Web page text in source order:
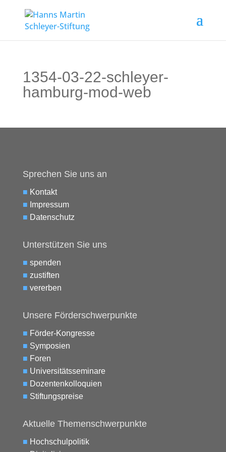
1354-03-22-schleyer-
hamburg-mod-web
Sprechen Sie uns an
■ Kontakt
■ Impressum
■ Datenschutz
Unterstützen Sie uns
■ spenden
■ zustiften
■ vererben
Unsere Förderschwerpunkte
■ Förder-Kongresse
■ Symposien
■ Foren
■ Universitätsseminare
■ Dozentenkolloquien
■ Stiftungspreise
Aktuelle Themenschwerpunkte
■ Hochschulpolitik